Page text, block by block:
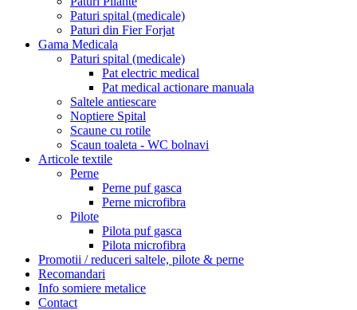
Paturi spital (medicale)
Paturi din Fier Forjat
Gama Medicala
Paturi spital (medicale)
Pat electric medical
Pat medical actionare manuala
Saltele antiescare
Noptiere Spital
Scaune cu rotile
Scaun toaleta - WC bolnavi
Articole textile
Perne
Perne puf gasca
Perne microfibra
Pilote
Pilota puf gasca
Pilota microfibra
Promotii / reduceri saltele, pilote & perne
Recomandari
Info somiere metalice
Contact